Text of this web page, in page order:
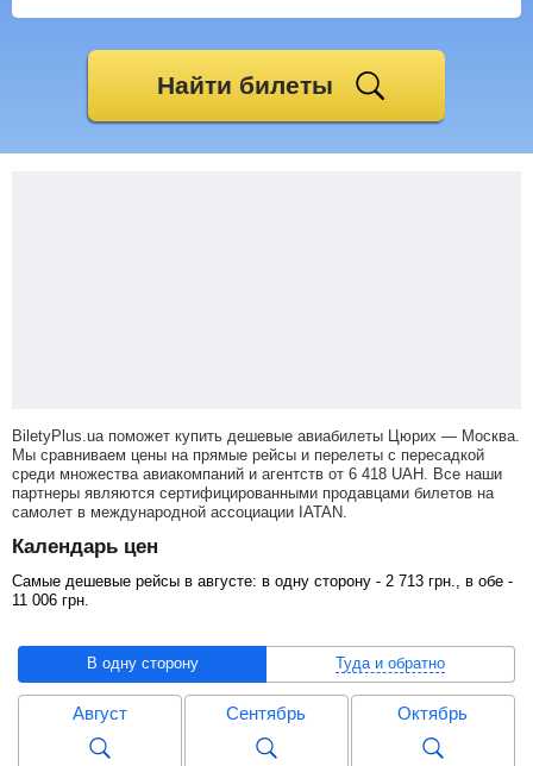
Найти билеты
BiletyPlus.ua поможет купить дешевые авиабилеты Цюрих — Москва.
Мы сравниваем цены на прямые рейсы и перелеты с пересадкой
среди множества авиакомпаний и агентств от 6 418 UAH . Все наши
партнеры являются сертифицированными продавцами билетов на
самолет в международной ассоциации IATAN.
Календарь цен
Самые дешевые рейсы в августе: в одну сторону - 2 713 грн ., в обе -
11 006 грн
В одну сторону Туда и обратно
Август Сентябрь Октябрь